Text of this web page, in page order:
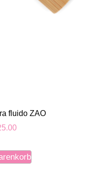
fluido ZAO